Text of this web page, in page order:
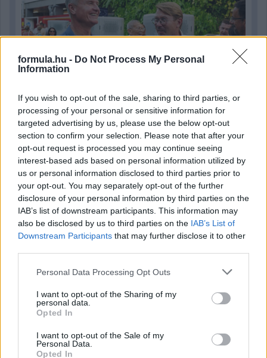
formula.hu - Do Not Process My Personal
Information
If you wish to opt-out of the sale, sharing to third parties, or
processing of your personal or sensitive information for
targeted advertising by us, please use the below opt-out
section to confirm your selection. Please note that after your
opt-out request is processed you may continue seeing
interest-based ads based on personal information utilized by
us or personal information disclosed to third parties prior to
your opt-out. You may separately opt-out of the further
disclosure of your personal information by third parties on the
IAB’s list of downstream participants. This information may
also be disclosed by us to third parties on the IAB’s List of
Downstream Participants that may further disclose it to other
Please note that this website/app uses one or more Google
not limited to your visit or usage behaviour. You may click to
grant or deny consent to Google and its third-party tags to
use your data for below specified purposes in below Google
consent section.
Personal Data Processing Opt Outs
I want to opt-out of the Sharing of my
personal data.
Opted In
I want to opt-out of the Sale of my
Personal Data.
Opted In
1 napja
Megvan, mikor kezdődik az F1-es Bahreini Nagydíj
Malajziában